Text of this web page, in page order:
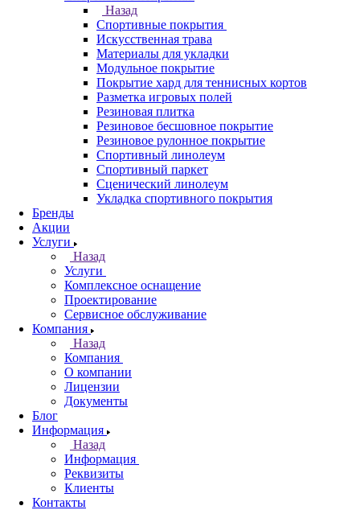
Назад
Спортивные покрытия
Искусственная трава
Материалы для укладки
Модульное покрытие
Покрытие хард для теннисных кортов
Разметка игровых полей
Резиновая плитка
Резиновое бесшовное покрытие
Резиновое рулонное покрытие
Спортивный линолеум
Спортивный паркет
Сценический линолеум
Укладка спортивного покрытия
Бренды
Акции
Услуги
Назад
Услуги
Комплексное оснащение
Проектирование
Сервисное обслуживание
Компания
Назад
Компания
О компании
Лицензии
Документы
Блог
Информация
Назад
Информация
Реквизиты
Клиенты
Контакты